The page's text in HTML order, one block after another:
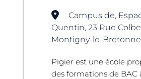
Campus de,
Quentin, 23 Rue
Montigny-le-
Pigier est une école
des formations de BAC